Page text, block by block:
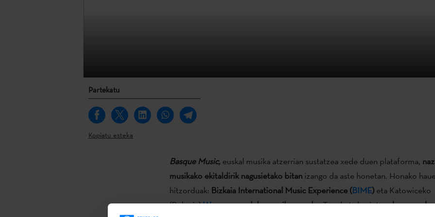
Partekatu
Kopiatu esteka
Basque Music, euskal musika atzerrian sustatzea xede duen plataforma,
musikako ekitaldirik nagusietako bitanizango da aste honetan. Honako
hitzorduak: Bizkaia International Music Experience (BIME)eta Katowiceko
(Polonia)Womexmunduko musiken azoka. Topaketa horietanshowcase